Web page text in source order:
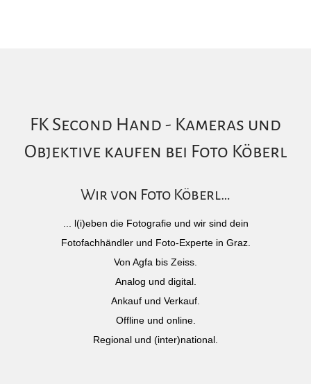
FK Second Hand - Kameras und
Objektive kaufen bei Foto Köberl
Wir von Foto Köberl…
... l(i)eben die Fotografie und wir sind dein
Fotofachhändler und Foto-Experte in Graz.
Von Agfa bis Zeiss.
Analog und digital.
Ankauf und Verkauf.
Offline und online.
Regional und (inter)national.